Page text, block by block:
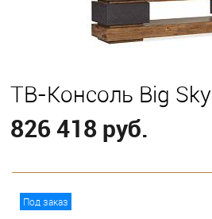
ТВ-Консоль Big Sky
826 418 руб.
Под заказ